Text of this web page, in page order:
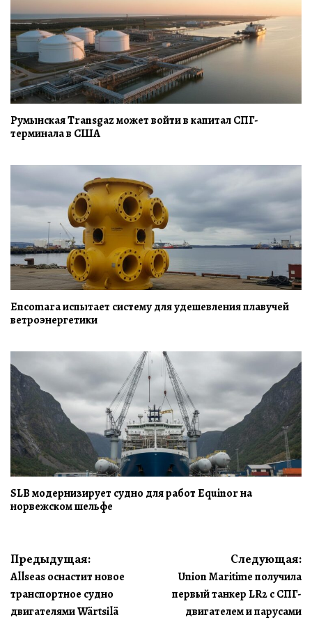
Румынская Transgaz может войти в капитал СПГ-
терминала в США
Encomara испытает систему для удешевления плавучей
ветроэнергетики
SLB модернизирует судно для работ Equinor на
норвежском шельфе
Навигация
по
записям
Предыдущая:
Allseas оснастит новое
транспортное судно
двигателями Wärtsilä
Следующая:
Union Maritime получила
первый танкер LR2 с СПГ-
двигателем и парусами